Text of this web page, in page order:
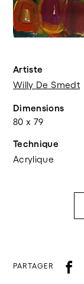
Artiste
Willy De Smedt
Dimensions
80 x 79
Technique
Acrylique
PARTAGER f